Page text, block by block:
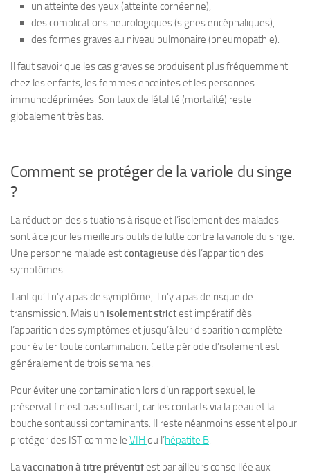
un atteinte des yeux (atteinte cornéenne),
des complications neurologiques (signes encéphaliques),
des formes graves au niveau pulmonaire (pneumopathie).
Il faut savoir que les cas graves se produisent plus fréquemment
chez les enfants, les femmes enceintes et les personnes
immunodéprimées. Son taux de létalité (mortalité) reste
globalement très bas.
Comment se protéger de la variole du singe
?
La réduction des situations à risque et l’isolement des malades
sont à ce jour les meilleurs outils de lutte contre la variole du singe.
Une personne malade estcontagieuse dès l’apparition des
symptômes.
Tant qu’il n’y a pas de symptôme, il n’y a pas de risque de
transmission. Mais un isolement strictest impératif dès
l’apparition des symptômes et jusqu’à leur disparition complète
pour éviter toute contamination. Cette période d’isolement est
généralement de trois semaines.
Pour éviter une contamination lors d’un rapport sexuel, le
préservatif n’est pas suffisant, car les contacts via la peau et la
bouche sont aussi contaminants. Il reste néanmoins essentiel pour
protéger des IST comme le VIH ou l’hépatite B.
Lavaccination à titre préventifest par ailleurs conseillée aux